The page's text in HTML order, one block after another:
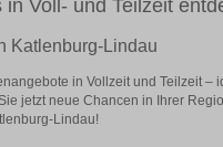
Voll- und Teilzeit
Katlenburg-Lindau
in Vollzeit und Teilzeit –
jetzt neue Chancen in Ihrer
Lindau!